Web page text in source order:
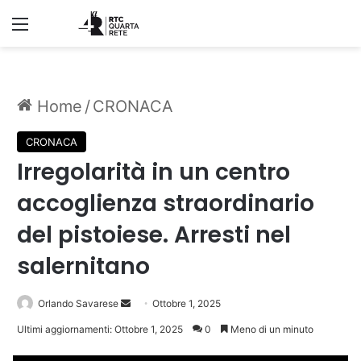
Menu
Home /CRONACA
CRONACA
Irregolarità in un centro
accoglienza straordinario
del pistoiese. Arresti nel
salernitano
Orlando Savarese
Invia Ottobre 1, 2025
Ultimi aggiornamenti: Ottobre 1, 2025 0 Meno di un minuto